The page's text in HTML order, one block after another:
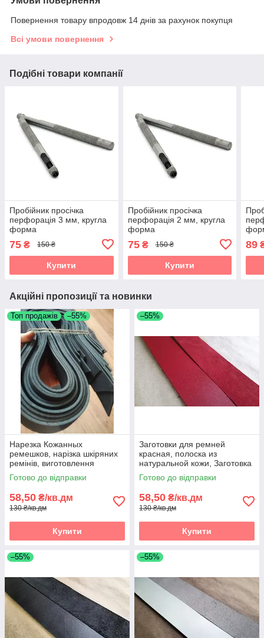
Повернення товару впродовж 14 днів за рахунок покупця
Всі умови повернення
Подібні товари компанії
Пробійник просічка
перфорація 3 мм, кругла
форма
75 ₴ 150 ₴
Купити
Пробійник просічка
перфорація 2 мм, кругла
форма
75₴ 150 ₴
Купити
89
Акційні пропозиції та новинки
Топ продажів –55%
Нарезка Кожанных
ремешков, нарізка шкіряних
ремінів, виготовлення
шкіряних ремішків, Нарізка
полос зі шкіри
Готово до відправки
58,50 ₴/кв.дм
130 ₴/кв.дм
Купити
–55%
Заготовки для ремней
красная, полоска из
натуральной кожи, Заготовка
для ременя червона,
полоски зі шкіри
Готово до відправки
58,50 ₴/кв.дм
130 ₴/кв.дм
Купити
–55% –55%